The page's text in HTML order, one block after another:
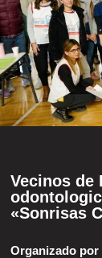
Vecinos de
«Sonrisas
Organizado por